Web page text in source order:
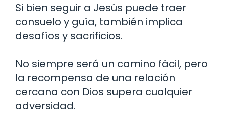
Si bien seguir a Jesús puede traer
consuelo y guía, también implica
desafíos y sacrificios.
No siempre será un camino fácil, pero
la recompensa de una relación
cercana con Dios supera cualquier
adversidad.